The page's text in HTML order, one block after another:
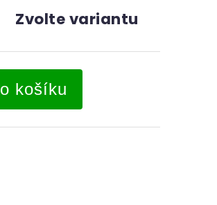
Zvolte variantu
košíku